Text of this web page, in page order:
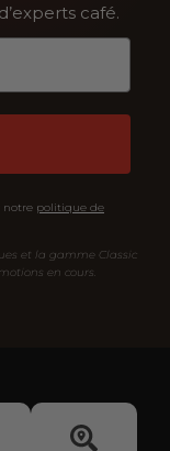
café.
notre politique de
et la gamme Classic
en cours.